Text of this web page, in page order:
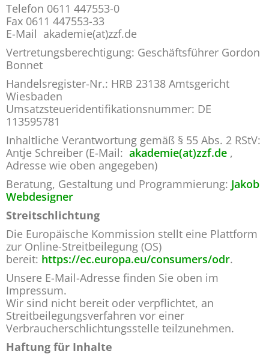
Telefon 0611 447553-0
Fax 0611 447553-33
E-Mail akademie(at)zzf.de
Vertretungsberechtigung: Geschäftsführer Gordon
Bonnet
Handelsregister-Nr.: HRB 23138 Amtsgericht
Wiesbaden
Umsatzsteueridentifikationsnummer: DE
113595781
Inhaltliche Verantwortung gemäß § 55 Abs. 2 RStV:
Antje Schreiber (E-Mail: akademie(at)zzf.de ,
Adresse wie oben angegeben)
Beratung, Gestaltung und Programmierung: Jakob
Webdesigner
Streitschlichtung
Die Europäische Kommission stellt eine Plattform
zur Online-Streitbeilegung (OS)
bereit: https://ec.europa.eu/consumers/odr.
Unsere E-Mail-Adresse finden Sie oben im
Impressum.
Wir sind nicht bereit oder verpflichtet, an
Streitbeilegungsverfahren vor einer
Verbraucherschlichtungsstelle teilzunehmen.
Haftung für Inhalte